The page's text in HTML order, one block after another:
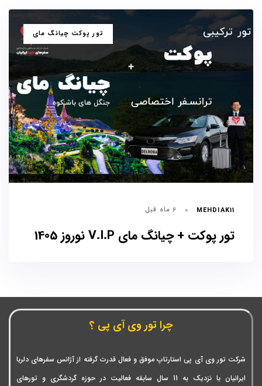
برچسب
ها
تور پوکت چیانگ مای
MEHDIAK11 6 ماه قبل
تور پوکت + چیانگ مای V.I.P نوروز 1405
چرا تور وی آی پی ؟
شرکت تور وی آی پی استارتاپ موفق و فعال قدرت گرفته از آژانس سفرهای دلربا
ایرانیان با نزدیک به 11 سال سابقه فعالیت در حوزه گردشگری و تورهای